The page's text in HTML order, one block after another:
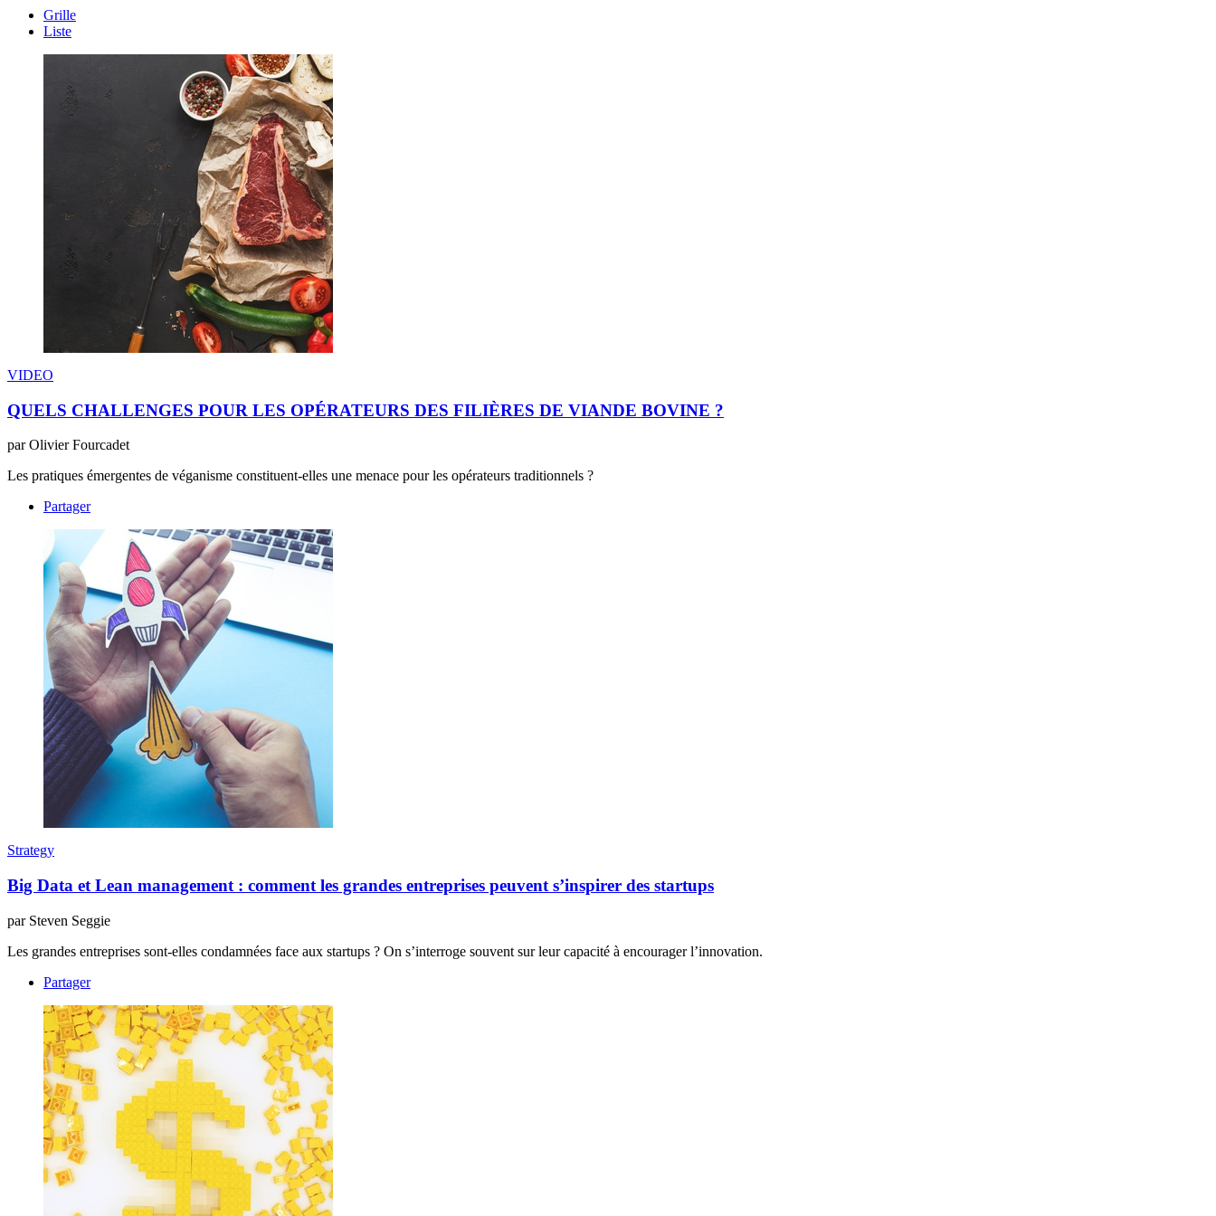
Grille
Liste
VIDEO
QUELS CHALLENGES POUR LES OPÉRATEURS DES FILIÈRES DE VIANDE BOVINE ?
par Olivier Fourcadet
Les pratiques émergentes de véganisme constituent-elles une menace pour les opérateurs traditionnels ?
Partager
Strategy
Big Data et Lean management : comment les grandes entreprises peuvent s’inspirer des startups
par Steven Seggie
Les grandes entreprises sont-elles condamnées face aux startups ? On s’interroge souvent sur leur capacité à encourager l’innovation.
Partager